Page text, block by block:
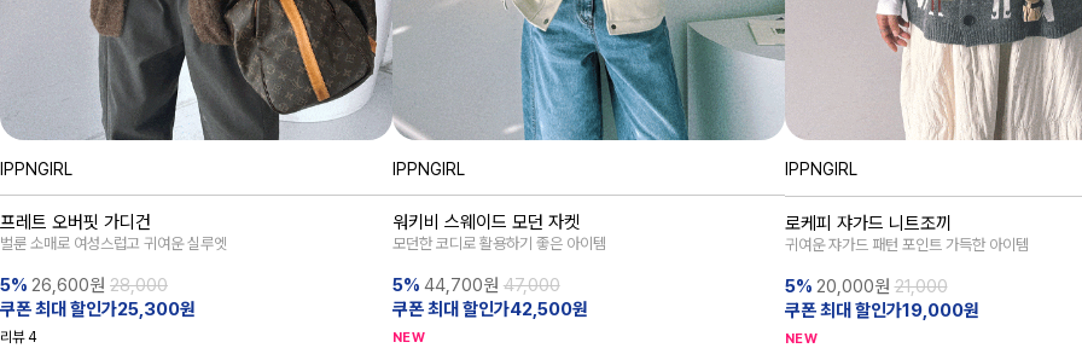
IPPNGIRL
프레트 오버핏 가디건
벌룬 소매로 여성스럽고 귀여운 실루엣
5% 26,600원 28,000
쿠폰 최대 할인가25,300원
리뷰 4
IPPNGIRL
워키비 스웨이드 모던 자켓
모던한 코디로 활용하기 좋은 아이템
5% 44,700원 47,000
쿠폰 최대 할인가42,500원
NEW
IPPNGIRL
로케피 쟈가드 니트조끼
귀여운 쟈가드 패턴 포인트 가득한 아이템
5% 20,000원 21,000
쿠폰 최대 할인가19,000원
NEW